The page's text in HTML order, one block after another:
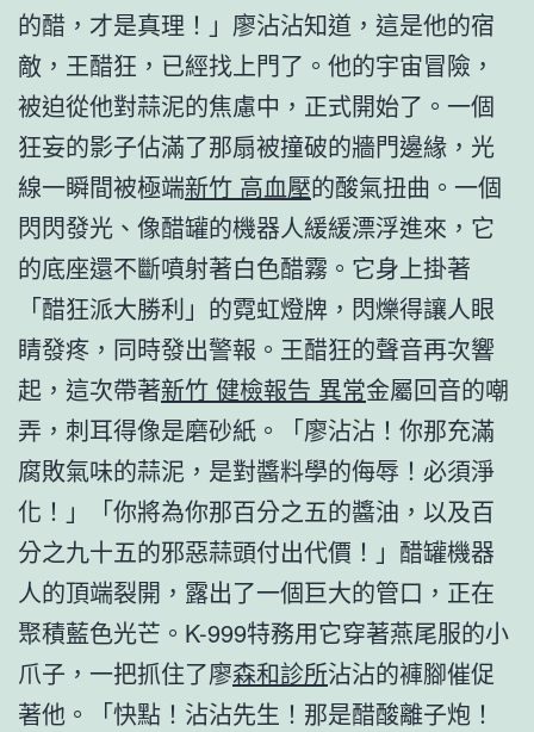
的醋，才是真理！」廖沾沾知道，這是他的宿
敵，王醋狂，已經找上門了。他的宇宙冒險，
被迫從他對蒜泥的焦慮中，正式開始了。一個
狂妄的影子佔滿了那扇被撞破的牆門邊緣，光
線一瞬間被極端新竹 高血壓的酸氣扭曲。一個
閃閃發光、像醋罐的機器人緩緩漂浮進來，它
的底座還不斷噴射著白色醋霧。它身上掛著
「醋狂派大勝利」的霓虹燈牌，閃爍得讓人眼
睛發疼，同時發出警報。王醋狂的聲音再次響
起，這次帶著新竹 健檢報告 異常金屬回音的嘲
弄，刺耳得像是磨砂紙。「廖沾沾！你那充滿
腐敗氣味的蒜泥，是對醬料學的侮辱！必須淨
化！」「你將為你那百分之五的醬油，以及百
分之九十五的邪惡蒜頭付出代價！」醋罐機器
人的頂端裂開，露出了一個巨大的管口，正在
聚積藍色光芒。K-999特務用它穿著燕尾服的小
爪子，一把抓住了廖森和診所沾沾的褲腳催促
著他。「快點！沾沾先生！那是醋酸離子炮！